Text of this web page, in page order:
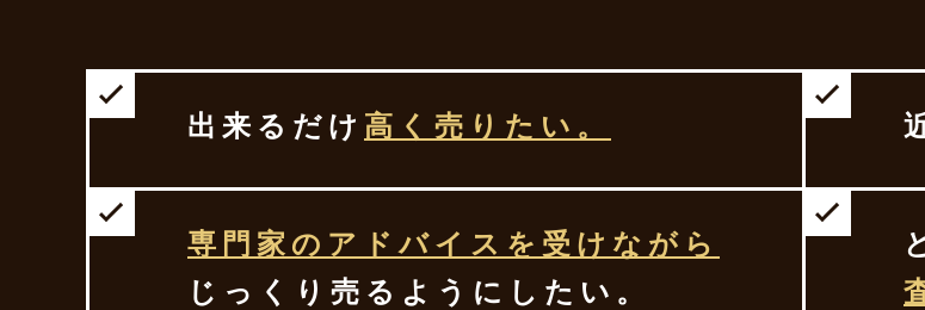
出来るだけ 高く売りたい。
専門家のアドバイスを受けながら
じっくり売るようにしたい。